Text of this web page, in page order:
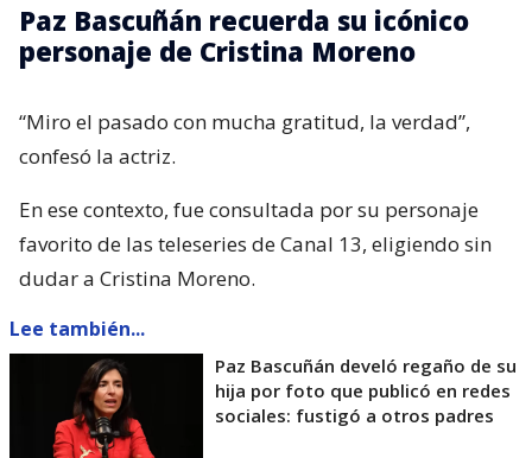
Paz Bascuñán recuerda su icónico
personaje de Cristina Moreno
“Miro el pasado con mucha gratitud, la verdad”,
confesó la actriz.
En ese contexto, fue consultada por su personaje
favorito de las teleseries de Canal 13, eligiendo sin
dudar a Cristina Moreno.
Lee también...
Paz Bascuñán develó regaño de su
hija por foto que publicó en redes
sociales: fustigó a otros padres